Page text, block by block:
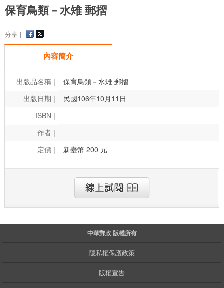
保育鳥類－水雉 郵摺
分享 |
內容簡介
出版品名稱
保育鳥類－水雉 郵摺
出版日期
民國106年10月11日
ISBN
作者
定價
新臺幣 200 元
中華郵政 版權所有
隱私權保護政策
版權宣告